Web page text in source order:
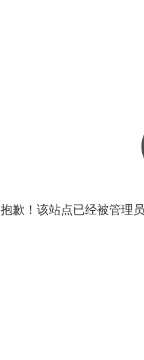
抱歉！该站点已经被管理